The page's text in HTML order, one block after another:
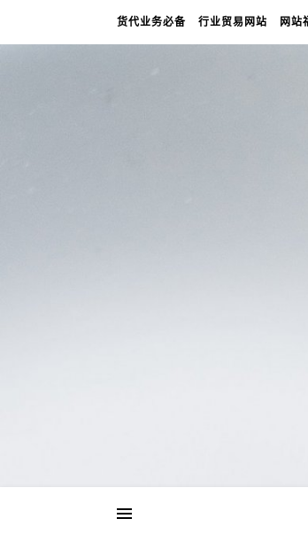
货代业务必备 行业贸易网站 网站